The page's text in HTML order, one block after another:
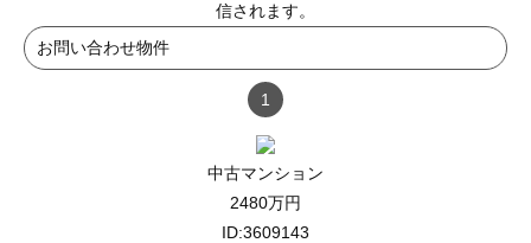
信されます。
お問い合わせ物件
1
中古マンション
2480万円
ID:3609143